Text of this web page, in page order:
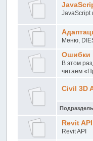
JavaScript
Меню,
Ошибки
В этом
читаем
Civil 3D
Revit API
Revit API